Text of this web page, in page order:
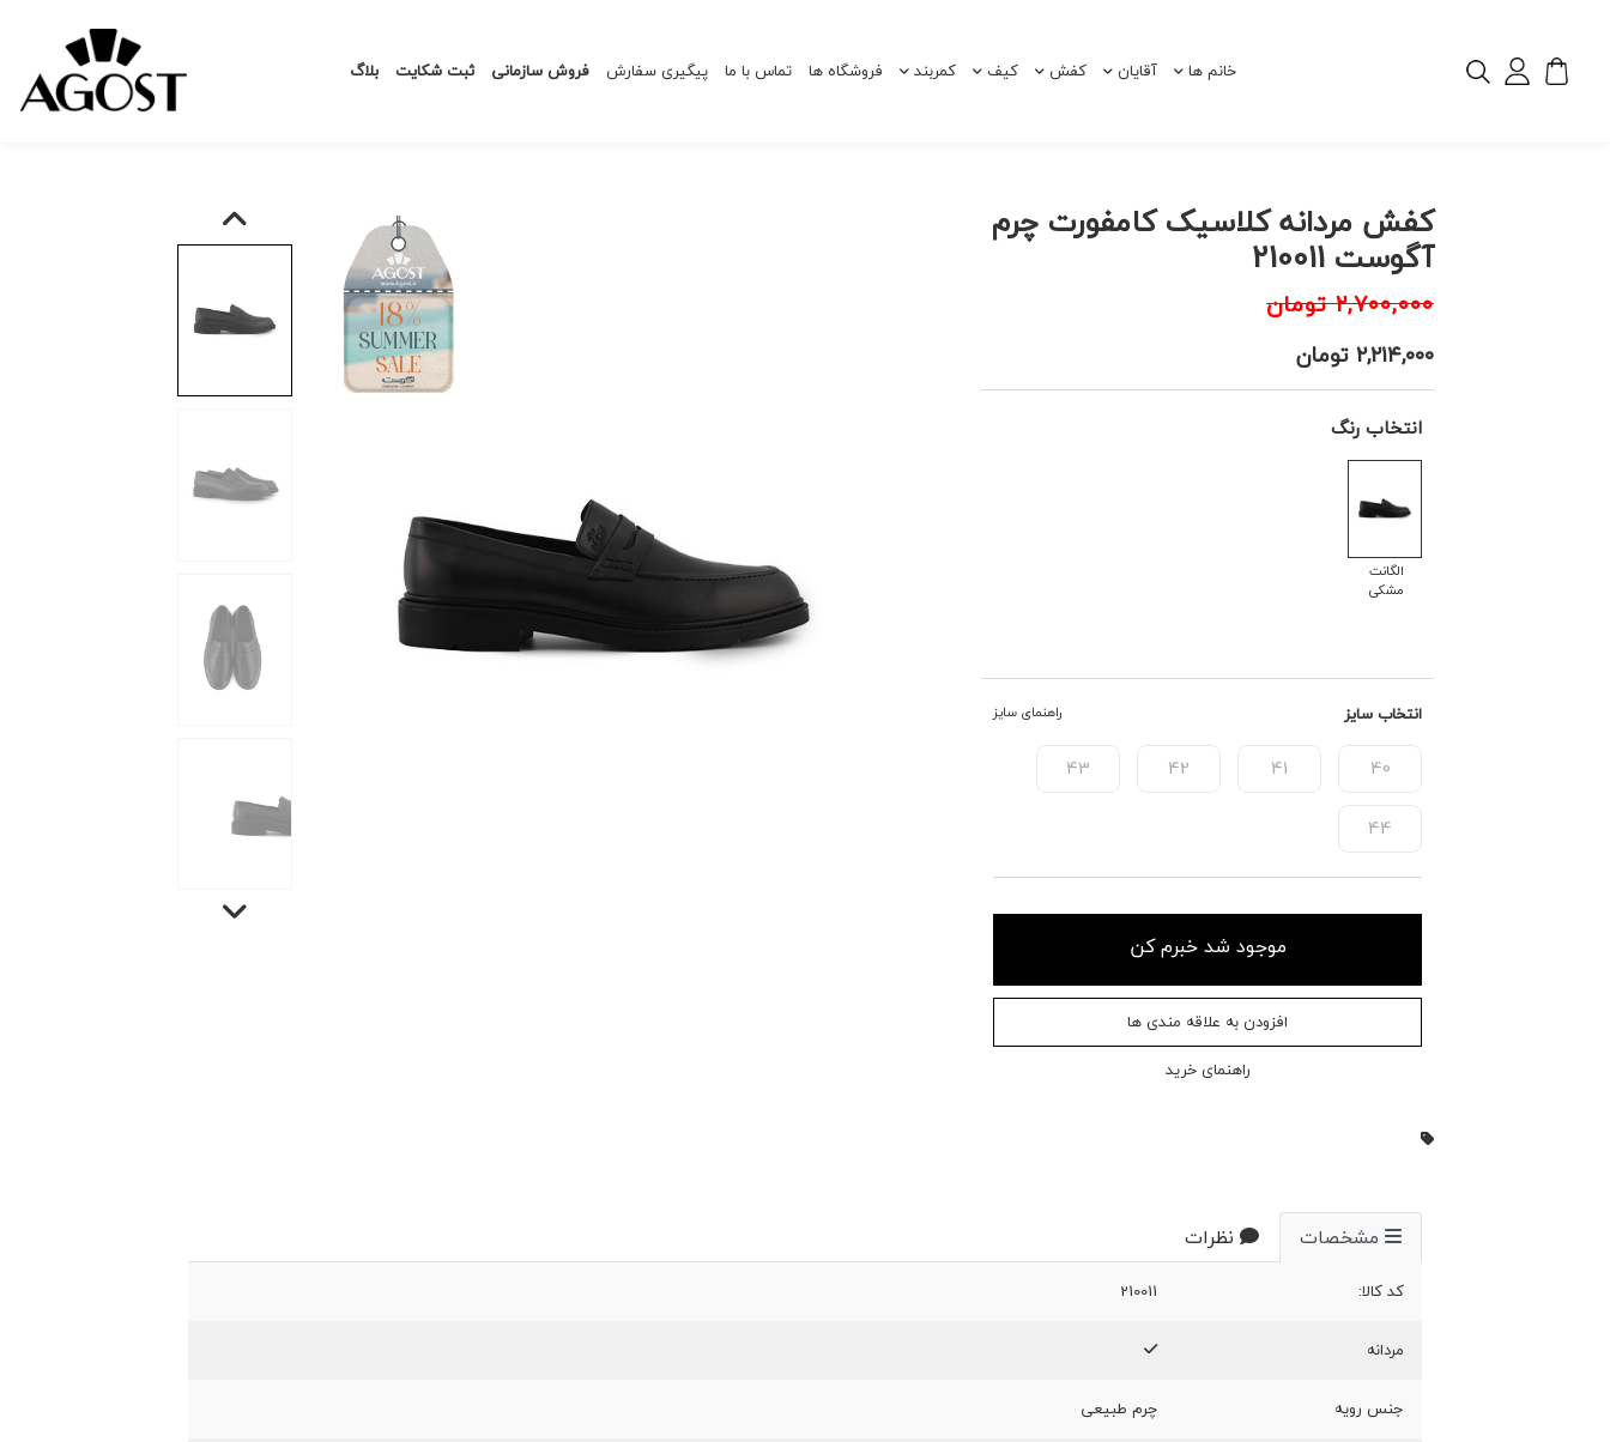
خانم ها آقایان کفش کیف کمربند فروشگاه ها تماس با ما پیگیری سفارش فروش سازمانی ثبت شکایت بلاگ
کفش مردانه کلاسیک کامفورت چرم
آگوست 210011
۲,۷۰۰,۰۰۰ تومان
۲,۲۱۴,۰۰۰تومان
انتخاب رنگ
الگانت
مشکی
انتخاب سایز راهنمای سایز
40
41
42
43
44
موجود شد خبرم کن
افزودن به علاقه مندی ها
راهنمای خرید
مشخصات نظرات
کد کالا: 210011
مردانه
جنس رویه چرم طبیعی